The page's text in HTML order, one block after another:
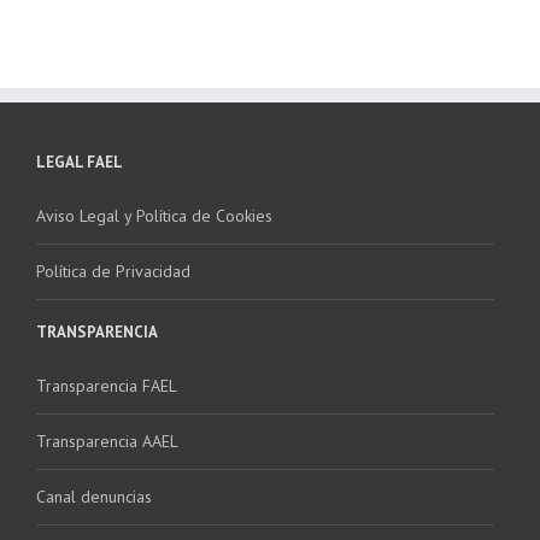
LEGAL FAEL
Aviso Legal y Política de Cookies
Política de Privacidad
TRANSPARENCIA
Transparencia FAEL
Transparencia AAEL
Canal denuncias